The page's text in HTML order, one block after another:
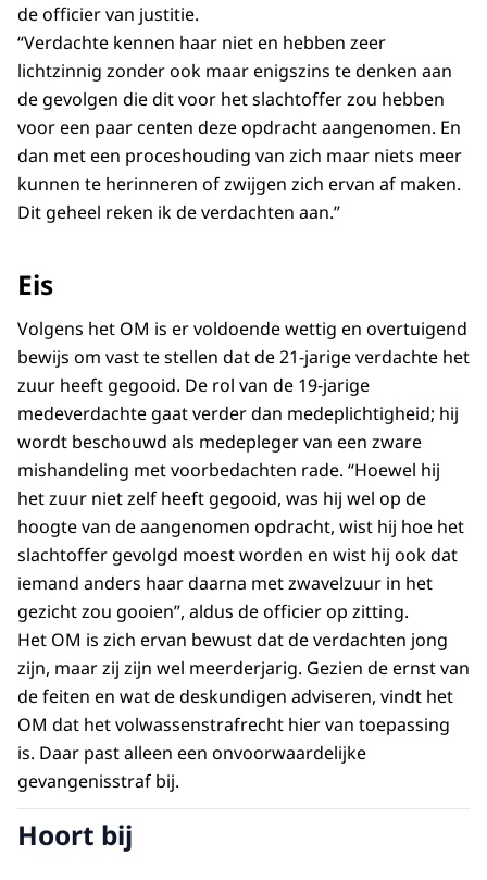
de officier van justitie.
“Verdachte kennen haar niet en hebben zeer
lichtzinnig zonder ook maar enigszins te denken aan
de gevolgen die dit voor het slachtoffer zou hebben
voor een paar centen deze opdracht aangenomen. En
dan met een proceshouding van zich maar niets meer
kunnen te herinneren of zwijgen zich ervan af maken.
Dit geheel reken ik de verdachten aan.”
Eis
Volgens het OM is er voldoende wettig en overtuigend
bewijs om vast te stellen dat de 21-jarige verdachte het
zuur heeft gegooid. De rol van de 19-jarige
medeverdachte gaat verder dan medeplichtigheid; hij
wordt beschouwd als medepleger van een zware
mishandeling met voorbedachten rade. “Hoewel hij
het zuur niet zelf heeft gegooid, was hij wel op de
hoogte van de aangenomen opdracht, wist hij hoe het
slachtoffer gevolgd moest worden en wist hij ook dat
iemand anders haar daarna met zwavelzuur in het
gezicht zou gooien”, aldus de officier op zitting.
Het OM is zich ervan bewust dat de verdachten jong
zijn, maar zij zijn wel meerderjarig. Gezien de ernst van
de feiten en wat de deskundigen adviseren, vindt het
OM dat het volwassenstrafrecht hier van toepassing
is. Daar past alleen een onvoorwaardelijke
gevangenisstraf bij.
Hoort bij